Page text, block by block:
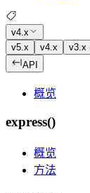
v4.x
v5.x
v4.x
v3.x
API
概览
express()
概览
方法